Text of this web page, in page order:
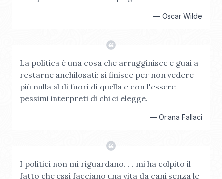
— Oscar Wilde
La politica è una cosa che arrugginisce e guai a
restarne anchilosati: si finisce per non vedere
più nulla al di fuori di quella e con l'essere
pessimi interpreti di chi ci elegge.
— Oriana Fallaci
I politici non mi riguardano. . . mi ha colpito il
fatto che essi facciano una vita da cani senza le